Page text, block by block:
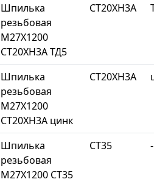
Шпилька
резьбовая
М27Х1200
СТ20ХН3А ТД5
СТ20ХН3А
Шпилька
резьбовая
М27Х1200
СТ20ХН3А цинк
СТ20ХН3А
Шпилька
резьбовая
М27Х1200 СТ35
СТ35 -